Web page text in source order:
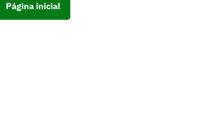
Página inicial